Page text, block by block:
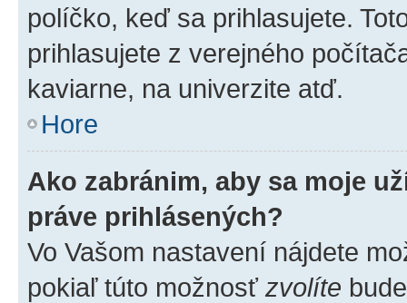
políčko, keď sa prihlasujete.
prihlasujete z verejného
kaviarne, na univerzite atď.
Hore
Ako zabránim, aby sa moje
práve prihlásených?
Vo Vašom nastavení nájdete
pokiaľ túto možnosť zvolíte